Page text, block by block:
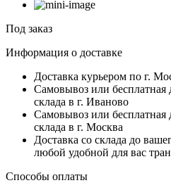
Под заказ
Информация о доставке
Доставка курьером по г.
Самовывоз или бесплатная
склада в г. Иваново
Самовывоз или бесплатная
склада в г. Москва
Доставка со склада до
любой удобной для вас
Способы оплаты